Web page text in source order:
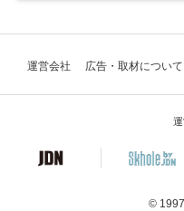
運営会社 広告・取材について
©